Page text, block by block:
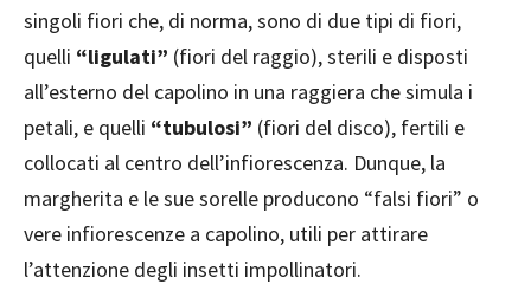
singoli fiori che, di norma, sono di due tipi di fiori,
quelli “ligulati” (fiori del raggio), sterili e disposti
all’esterno del capolino in una raggiera che simula i
petali, e quelli “tubulosi” (fiori del disco), fertili e
collocati al centro dell’infiorescenza. Dunque, la
margherita e le sue sorelle producono “falsi fiori” o
vere infiorescenze a capolino, utili per attirare
l’attenzione degli insetti impollinatori.